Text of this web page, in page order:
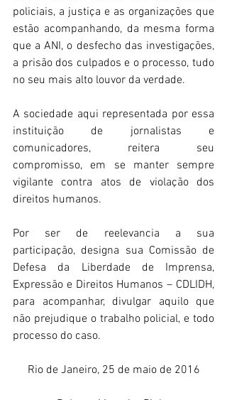
policiais, a justiça e as organizações que
estão acompanhando, da mesma forma
que a ANI, o desfecho das investigações,
a prisão dos culpados e o processo, tudo
no seu mais alto louvor da verdade.
A sociedade aqui representada por essa
instituição de jornalistas e
comunicadores, reitera seu
compromisso, em se manter sempre
vigilante contra atos de violação dos
direitos humanos.
Por ser de reelevancia a sua
participação, designa sua Comissão de
Defesa da Liberdade de Imprensa,
Expressão e Direitos Humanos – CDLIDH,
para acompanhar, divulgar aquilo que
não prejudique o trabalho policial, e todo
processo do caso.
Rio de Janeiro, 25 de maio de 2016